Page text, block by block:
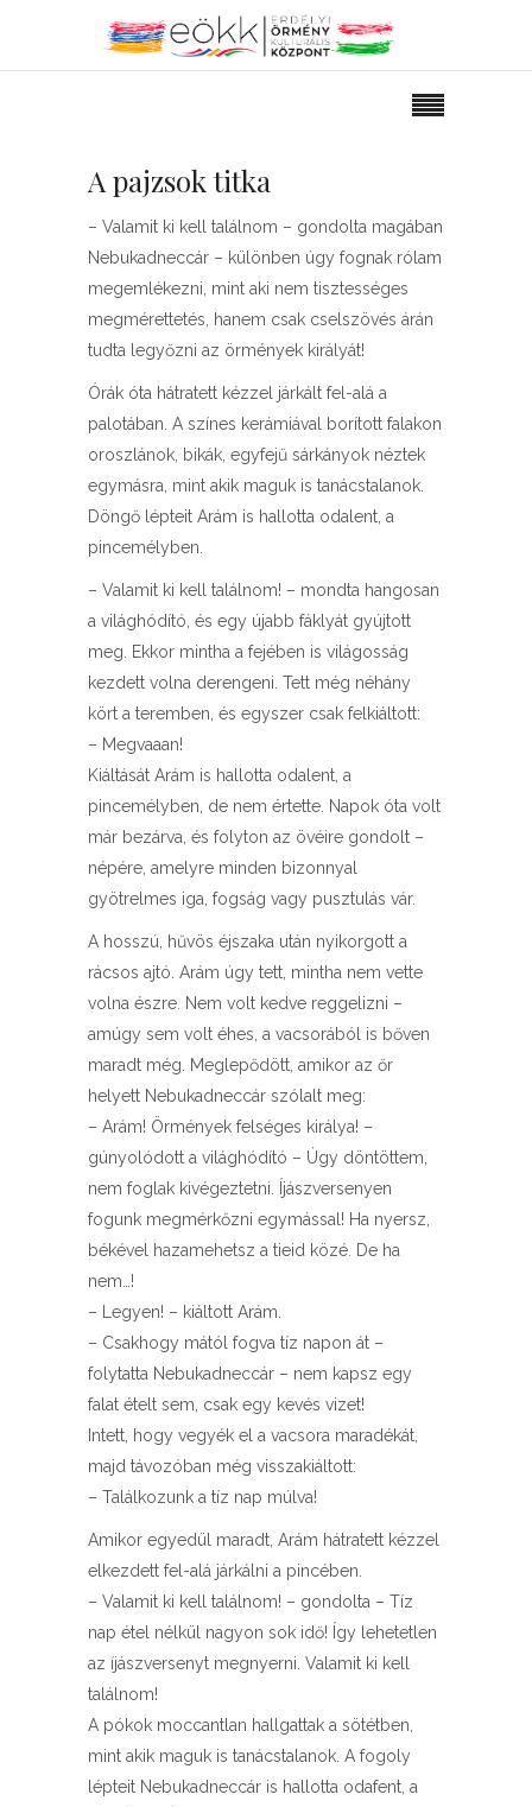
A pajzsok titka
– Valamit ki kell találnom – gondolta magában
Nebukadneccár – különben úgy fognak rólam
megemlékezni, mint aki nem tisztességes
megmérettetés, hanem csak cselszövés árán
tudta legyőzni az örmények királyát!
Órák óta hátratett kézzel járkált fel-alá a
palotában. A színes kerámiával borított falakon
oroszlánok, bikák, egyfejű sárkányok néztek
egymásra, mint akik maguk is tanácstalanok.
Döngő lépteit Arám is hallotta odalent, a
pincemélyben.
– Valamit ki kell találnom! – mondta hangosan
a világhódító, és egy újabb fáklyát gyújtott
meg. Ekkor mintha a fejében is világosság
kezdett volna derengeni. Tett még néhány
kört a teremben, és egyszer csak felkiáltott:
– Megvaaan!
Kiáltását Arám is hallotta odalent, a
pincemélyben, de nem értette. Napok óta volt
már bezárva, és folyton az övéire gondolt –
népére, amelyre minden bizonnyal
gyötrelmes iga, fogság vagy pusztulás vár.
A hosszú, hűvös éjszaka után nyikorgott a
rácsos ajtó. Arám úgy tett, mintha nem vette
volna észre. Nem volt kedve reggelizni –
amúgy sem volt éhes, a vacsorából is bőven
maradt még. Meglepődött, amikor az őr
helyett Nebukadneccár szólalt meg:
– Arám! Örmények felséges királya! –
gúnyolódott a világhódító – Úgy döntöttem,
nem foglak kivégeztetni. Íjászversenyen
fogunk megmérkőzni egymással! Ha nyersz,
békével hazamehetsz a tieid közé. De ha
nem…!
– Legyen! – kiáltott Arám.
– Csakhogy mától fogva tíz napon át –
folytatta Nebukadneccár – nem kapsz egy
falat ételt sem, csak egy kevés vizet!
Intett, hogy vegyék el a vacsora maradékát,
majd távozóban még visszakiáltott:
– Találkozunk a tíz nap múlva!
Amikor egyedül maradt, Arám hátratett kézzel
elkezdett fel-alá járkálni a pincében.
– Valamit ki kell találnom! – gondolta – Tíz
nap étel nélkül nagyon sok idő! Így lehetetlen
az íjászversenyt megnyerni. Valamit ki kell
találnom!
A pókok moccantlan hallgattak a sötétben,
mint akik maguk is tanácstalanok. A fogoly
lépteit Nebukadneccár is hallotta odafent, a